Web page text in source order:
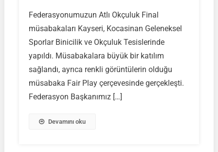
Okçuluk
Federasyonumuzun Atlı Okçuluk Final
müsabakaları Kayseri, Kocasinan Geleneksel
Sporlar Binicilik ve Okçuluk Tesislerinde
yapıldı. Müsabakalara büyük bir katılım
sağlandı, ayrıca renkli görüntülerin olduğu
müsabaka Fair Play çerçevesinde gerçekleşti.
Federasyon Başkanımız […]
Devamını oku